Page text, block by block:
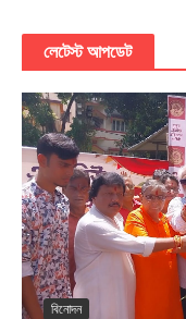
লেটেস্ট আপডেট
বিনোদন